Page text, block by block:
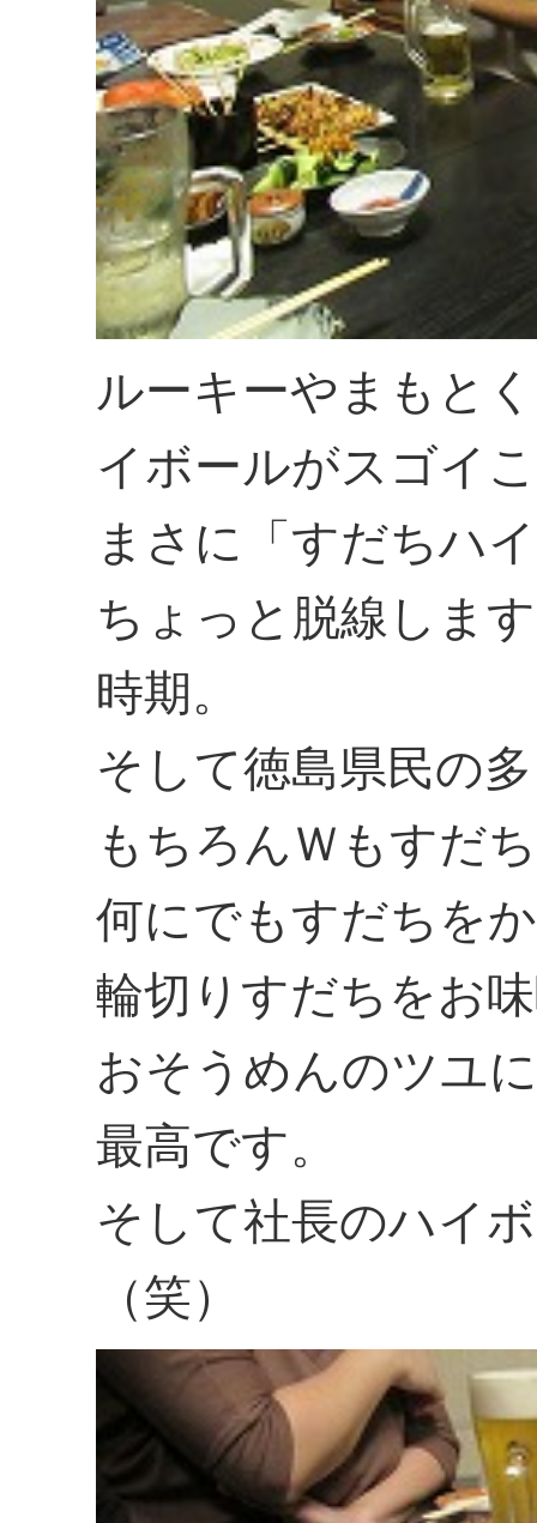
ルーキーやまもと
イボールがスゴイ
まさに「すだちハ
ちょっと脱線しま
時期。
そして徳島県民の
もちろんＷもすだ
何にでもすだちを
輪切りすだちをお
おそうめんのツユ
最高です。
そして社長のハイ
（笑）